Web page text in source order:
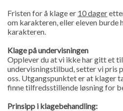
Fristen for å klage er 10 dager
om karakteren, eller eleven burde
karakteren.
Klage på undervisningen
Opplever du at vi ikke har gitt et
undervisningstilbud, setter vi pris
oss. Utgangspunktet er at klager
finne tilfredsstillende løsning for
Prinsipp i klagebehandling: